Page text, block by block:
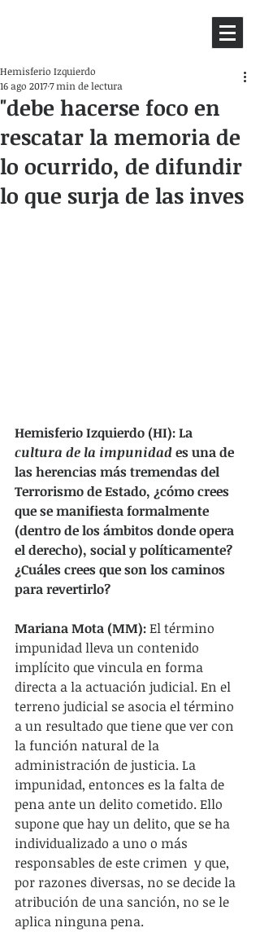
"debe hacerse foco en
rescatar la memoria de
lo ocurrido, de difundir
lo que surja de las inves
Hemisferio Izquierdo
16 ago 20177 min de lectura
Hemisferio Izquierdo (HI): La
cultura de la impunidad es una de
las herencias más tremendas del
Terrorismo de Estado, ¿cómo crees
que se manifiesta formalmente
(dentro de los ámbitos donde opera
el derecho), social y políticamente?
¿Cuáles crees que son los caminos
para revertirlo?
Mariana Mota (MM): El término
impunidad lleva un contenido
implícito que vincula en forma
directa a la actuación judicial. En el
terreno judicial se asocia el término
a un resultado que tiene que ver con
la función natural de la
administración de justicia. La
impunidad, entonces es la falta de
pena ante un delito cometido. Ello
supone que hay un delito, que se ha
individualizado a uno o más
responsables de este crimen  y que,
por razones diversas, no se decide la
atribución de una sanción, no se le
aplica ninguna pena.